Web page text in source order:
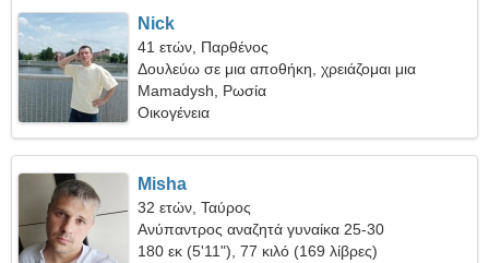
Nick
41 ετών, Παρθένος
Δουλεύω σε μια αποθήκη, χρειάζομαι μια
καταπληκτική γυναίκα
Mamadysh, Ρωσία
Οικογένεια
Misha
32 ετών, Ταύρος
Ανύπαντρος αναζητά γυναίκα 25-30
180 εκ (5'11"), 77 κιλό (169 λίβρες)